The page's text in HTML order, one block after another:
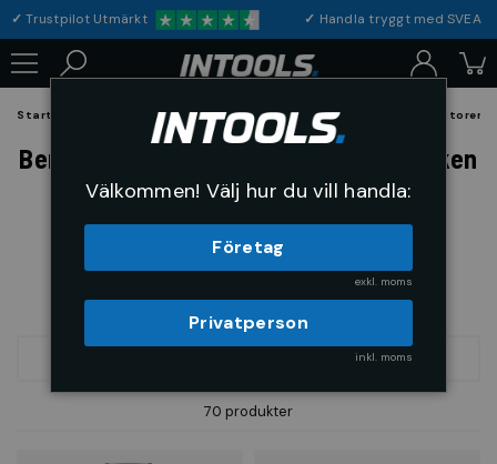
✓Trustpilot Utmärkt ✓ Handla tryggt med
Startsida Verktyg & Maskiner Specialverktyg Personbil Motorer
Bensin & Diesel insprutningsmunstycken
SORTERA
70 produkter
Välkommen! Välj hur du vill handla:
Företag
exkl. moms
Privatperson
inkl. moms